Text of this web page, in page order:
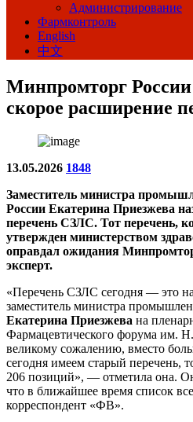
Администрирование
Фармконтроль
English
中文
Минпромторг
скорое расширение
13.05.2026 1848
Заместитель министра
России Екатерина Приезжева
перечень СЗЛС. Тот перечень,
утвержден министерством
оправдал ожидания
эксперт.
«Перечень СЗЛС сегодня — это
заместитель министра
Екатерина Приезжева на
Фармацевтического форума им.
великому сожалению, вместо
сегодня имеем старый перечень,
206 позиций», — отметила она.
что в ближайшее время список
корреспондент «ФВ».